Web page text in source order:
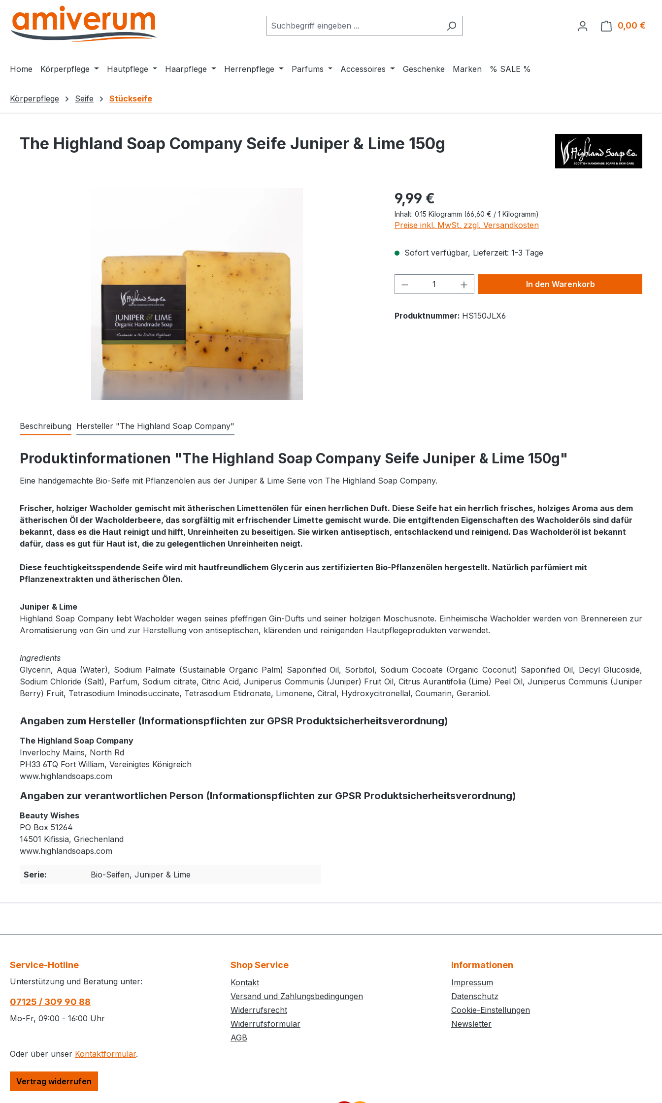
Hauptinhalt springen
Zur Suche springen
Zur Hauptnavigation springen
0,00 €
Home Körperpflege Hautpflege Haarpflege Herrenpflege Parfums Accessoires Geschenke Marken % SALE %
Körperpflege Seife Stückseife
The Highland Soap Company Seife Juniper & Lime 150g
Regulärer Preis:
9,99 €
Inhalt: 0.15 Kilogramm (66,60 € / 1 Kilogramm)
Preise inkl. MwSt. zzgl. Versandkosten
Sofort verfügbar, Lieferzeit: 1-3 Tage
Produkt Anzahl: Gib den gewünschten Wert
In den Warenkorb
Produktnummer: HS150JLX6
Beschreibung Hersteller "The Highland Soap Company"
Produktinformationen "The Highland Soap Company Seife Juniper & Lime 150g"
Eine handgemachte Bio-Seife mit Pflanzenölen aus der Juniper & Lime Serie von The Highland Soap Company.
Frischer, holziger Wacholder gemischt mit ätherischen Limettenölen für einen herrlichen Duft. Diese Seife hat ein herrlich frisches, holziges Aroma aus dem
ätherischen Öl der Wacholderbeere, das sorgfältig mit erfrischender Limette gemischt wurde. Die entgiftenden Eigenschaften des Wacholderöls sind dafür
bekannt, dass es die Haut reinigt und hilft, Unreinheiten zu beseitigen. Sie wirken antiseptisch, entschlackend und reinigend. Das Wacholderöl ist bekannt
dafür, dass es gut für Haut ist, die zu gelegentlichen Unreinheiten neigt.
Diese feuchtigkeitsspendende Seife wird mit hautfreundlichem Glycerin aus zertifizierten Bio-Pflanzenölen hergestellt. Natürlich parfümiert mit
Pflanzenextrakten und ätherischen Ölen.
Juniper & Lime
Highland Soap Company liebt Wacholder wegen seines pfeffrigen Gin-Dufts und seiner holzigen Moschusnote. Einheimische Wacholder werden von Brennereien zur
Aromatisierung von Gin und zur Herstellung von antiseptischen, klärenden und reinigenden Hautpflegeprodukten verwendet.
Ingredients
Glycerin, Aqua (Water), Sodium Palmate (Sustainable Organic Palm) Saponified Oil, Sorbitol, Sodium Cocoate (Organic Coconut) Saponified Oil, Decyl Glucoside,
Sodium Chloride (Salt), Parfum, Sodium citrate, Citric Acid, Juniperus Communis (Juniper) Fruit Oil, Citrus Aurantifolia (Lime) Peel Oil, Juniperus Communis (Juniper
Berry) Fruit, Tetrasodium Iminodisuccinate, Tetrasodium Etidronate, Limonene, Citral, Hydroxycitronellal, Coumarin, Geraniol.
Angaben zum Hersteller (Informationspflichten zur GPSR Produktsicherheitsverordnung)
The Highland Soap Company
Inverlochy Mains, North Rd
PH33 6TQ Fort William, Vereinigtes Königreich
www.highlandsoaps.com
Angaben zur verantwortlichen Person (Informationspflichten zur GPSR Produktsicherheitsverordnung)
Beauty Wishes
PO Box 51264
14501 Kifissia, Griechenland
www.highlandsoaps.com
Serie: Bio-Seifen, Juniper & Lime
Service-Hotline
Unterstützung und Beratung unter:
07125 / 309 90 88
Mo-Fr, 09:00 - 16:00 Uhr
Oder über unser Kontaktformular.
Vertrag widerrufen
Shop Service
Kontakt
Versand und Zahlungsbedingungen
Widerrufsrecht
Widerrufsformular
AGB
Informationen
Impressum
Datenschutz
Cookie-Einstellungen
Newsletter